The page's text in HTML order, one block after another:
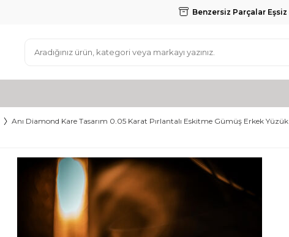
Benzersiz Parçalar Eşsiz
Anı Diamond Kare Tasarım 0.05 Karat Pırlantalı Eskitme Gümüş Erkek Yüzük